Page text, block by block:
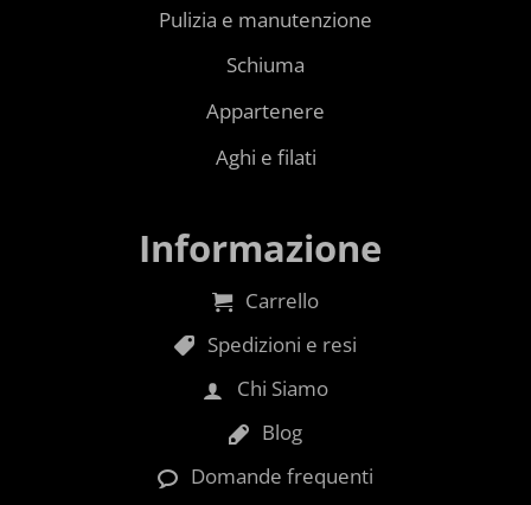
Pulizia e manutenzione
Schiuma
Appartenere
Aghi e filati
Informazione
Carrello
Spedizioni e resi
Chi Siamo
Blog
Domande frequenti